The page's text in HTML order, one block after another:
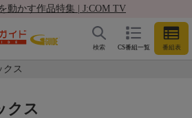
動かす作品特集 | J:COM TV
CS番組一覧 番組表
検索
ス
クス